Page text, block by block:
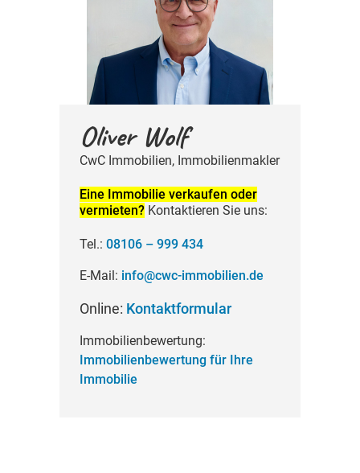
Oliver Wolf
CwC Immobilien, Immobilien­makler
Eine Immobilie verkaufen oder
vermieten? Kontaktieren Sie uns:
Tel.: 08106 – 999 434
E-Mail: info@cwc-­immobilien.de
Online: Kontaktformular
Immobilienbewertung:
Immobilienbewertung für Ihre
Immobilie